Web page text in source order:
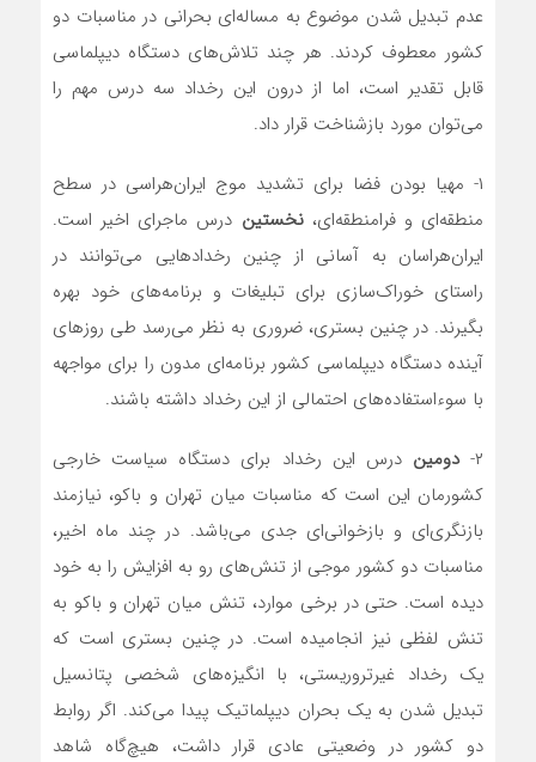
عدم تبدیل شدن موضوع به مساله‌ای بحرانی در مناسبات دو
کشور معطوف کردند. هر چند تلا‌ش‌های دستگاه دیپلماسی
قابل تقدیر است، اما از درون این رخداد سه درس مهم را
می‌توان مورد بازشناخت قرار داد.
۱- مهیا بودن فضا برای تشدید موج ایران‌هراسی در سطح
منطقه‌ای و فرامنطقه‌ای،نخستین درس ماجرای اخیر است.
ایران‌هراسان به آسانی از چنین رخداد‌هایی می‌توانند در
راستای خوراک‌سازی برای تبلیغات و برنامه‌های خود بهره
بگیرند. در چنین بستری، ضروری به نظر می‌رسد طی روز‌های
آینده دستگاه دیپلماسی کشور برنامه‌ای مدون را برای مواجهه
با سوءاستفاده‌های احتمالی از این رخداد داشته باشند.
۲- دومیندرس این رخداد برای دستگاه سیاست خارجی
کشورمان این است که مناسبات میان تهران و باکو، نیازمند
بازنگری‌ای و بازخوانی‌ای جدی می‌باشد. در چند ماه اخیر،
مناسبات دو کشور موجی از تنش‌های رو به افزایش را به خود
دیده است. حتی در برخی موارد، تنش میان تهران و باکو به
تنش لفظی نیز انجامیده است. در چنین بستری است که
یک رخداد غیرتروریستی، با انگیزه‌های شخصی پتانسیل
تبدیل شدن به یک بحران دیپلماتیک پیدا می‌کند. اگر روابط
دو کشور در وضعیتی عادی قرار داشت، هیچ‌گاه شاهد